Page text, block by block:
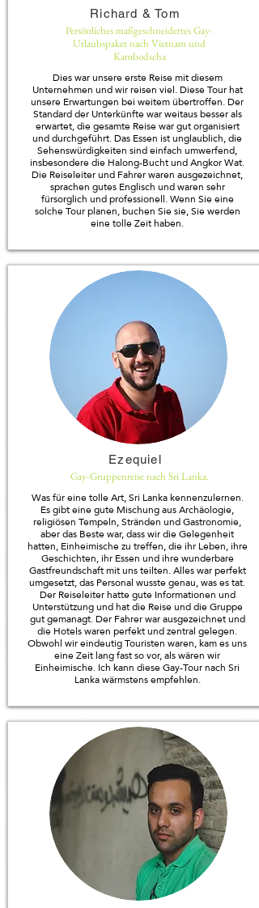
Richard & Tom
Persönliches maßgeschneidertes Gay-
Urlaubspaket nach Vietnam und
Kambodscha
Dies war unsere erste Reise mit diesem
Unternehmen und wir reisen viel. Diese Tour hat
unsere Erwartungen bei weitem übertroffen. Der
Standard der Unterkünfte war weitaus besser als
erwartet, die gesamte Reise war gut organisiert
und durchgeführt. Das Essen ist unglaublich, die
Sehenswürdigkeiten sind einfach umwerfend,
insbesondere die Halong-Bucht und Angkor Wat.
Die Reiseleiter und Fahrer waren ausgezeichnet,
sprachen gutes Englisch und waren sehr
fürsorglich und professionell. Wenn Sie eine
solche Tour planen, buchen Sie sie, Sie werden
eine tolle Zeit haben.
Ezequiel
Gay-Gruppenreise nach Sri Lanka.
Was für eine tolle Art, Sri Lanka kennenzulernen.
Es gibt eine gute Mischung aus Archäologie,
religiösen Tempeln, Stränden und Gastronomie,
aber das Beste war, dass wir die Gelegenheit
hatten, Einheimische zu treffen, die ihr Leben, ihre
Geschichten, ihr Essen und ihre wunderbare
Gastfreundschaft mit uns teilten. Alles war perfekt
umgesetzt, das Personal wusste genau, was es tat.
Der Reiseleiter hatte gute Informationen und
Unterstützung und hat die Reise und die Gruppe
gut gemanagt. Der Fahrer war ausgezeichnet und
die Hotels waren perfekt und zentral gelegen.
Obwohl wir eindeutig Touristen waren, kam es uns
eine Zeit lang fast so vor, als wären wir
Einheimische. Ich kann diese Gay-Tour nach Sri
Lanka wärmstens empfehlen.